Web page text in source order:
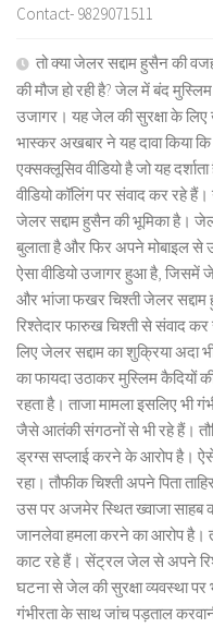
Contact- 9829071511
तो क्या जेलर सद्दाम हुसैन की
की मौज हो रही है? जेल में बंद मुस्लिम
उजागर। यह जेल की सुरक्षा के लिए
भास्कर अखबार ने यह दावा
एक्सक्लूसिव वीडियो है जो यह
वीडियो कॉलिंग पर संवाद कर रहे
जेलर सद्दाम हुसैन की भूमिका है।
बुलाता है और फिर अपने मोबाइल से
ऐसा वीडियो उजागर हुआ है, जिसमें
और भांजा फखर चिश्ती जेलर
रिश्तेदार फारुख चिश्ती से संवाद
लिए जेलर सद्दाम का शुक्रिया अदा
का फायदा उठाकर मुस्लिम कैदियों
रहता है। ताजा मामला इसलिए भी
जैसे आतंकी संगठनों से भी रहे हैं।
ड्रग्स सप्लाई करने के आरोप है। ऐसे
रहा। तौफीक चिश्ती अपने पिता
उस पर अजमेर स्थित ख्वाजा साहब
जानलेवा हमला करने का आरोप है।
काट रहे हैं। सेंट्रल जेल से अपने
घटना से जेल की सुरक्षा व्यवस्था
गंभीरता के साथ जांच पड़ताल